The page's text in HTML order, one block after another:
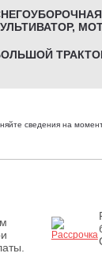
сведения на